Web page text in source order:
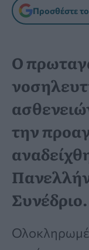
Προσθέστε
Ο
την
Συνέδριο.